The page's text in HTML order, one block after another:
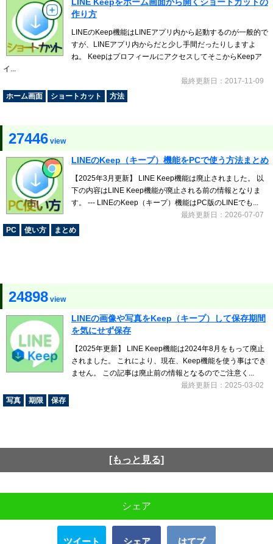
作り方
LINEのKeep機能はLINEアプリ内から起動するのが一般的で
すが、LINEアプリ内からだと少し手間だったりしますよ
ね。 KeepはプロフィールにアクセスしてそこからKeepア
イ...
最終更新日：2017-11-09
ホーム画面
ショートカット 方法
27446 view
LINEのKeep（キープ）機能をPCで使う方法まとめ
【2025年3月更新】 LINE Keep機能は廃止されました。 以
下の内容はLINE Keep機能が廃止される前の情報となりま
す。 --- LINEのKeep（キープ）機能はPC版のLINEでも...
最終更新日：2026-07-07
PC
使い方 まとめ
24898 view
LINEの画像や写真をKeep（キープ）して保存期間
を気にせず保存
【2025年更新】 LINE Keep機能は2024年8月をもって廃止
されました。 これにより、現在、Keep機能を使う事はでき
ません。 この記事は廃止前の情報となるのでご注意く...
最終更新日：2025-03-02
写真
期限 保存
[もっと見る]
シェア
ツイート シェア はてブ